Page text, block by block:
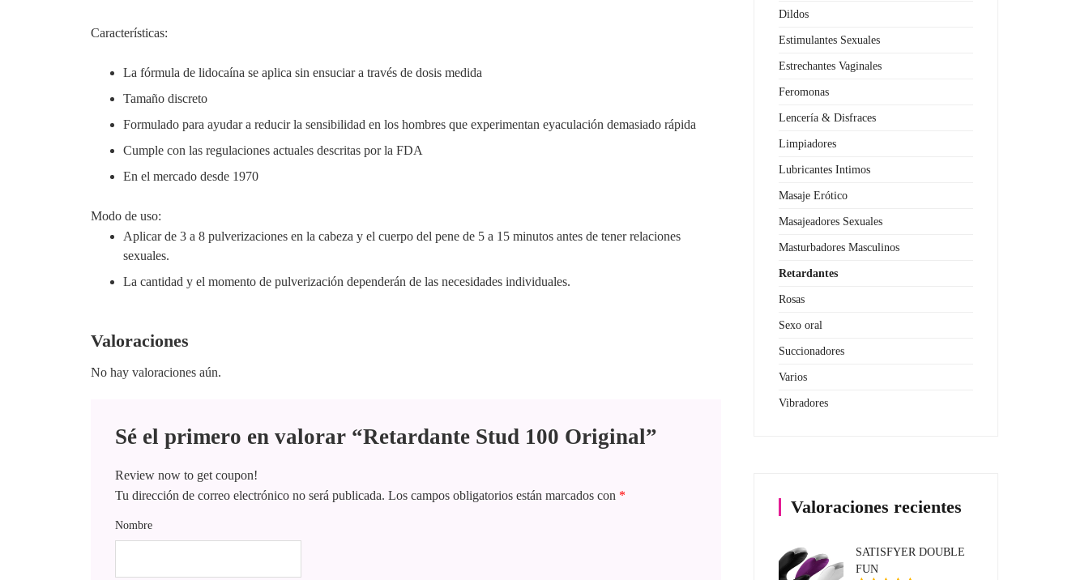
Características:
La fórmula de lidocaína se aplica sin ensuciar a través de dosis medida
Tamaño discreto
Formulado para ayudar a reducir la sensibilidad en los hombres que experimentan eyaculación demasiado rápida
Cumple con las regulaciones actuales descritas por la FDA
En el mercado desde 1970
Modo de uso:
Aplicar de 3 a 8 pulverizaciones en la cabeza y el cuerpo del pene de 5 a 15 minutos antes de tener relaciones
sexuales.
La cantidad y el momento de pulverización dependerán de las necesidades individuales.
Valoraciones
No hay valoraciones aún.
Sé el primero en valorar “Retardante Stud 100 Original”
Review now to get coupon!
Tu dirección de correo electrónico no será publicada. Los campos obligatorios están marcados con *
Nombre
Dildos
Estimulantes Sexuales
Estrechantes Vaginales
Feromonas
Lencería & Disfraces
Limpiadores
Lubricantes Intimos
Masaje Erótico
Masajeadores Sexuales
Masturbadores Masculinos
Retardantes
Rosas
Sexo oral
Succionadores
Varios
Vibradores
Valoraciones recientes
SATISFYER DOUBLE
FUN